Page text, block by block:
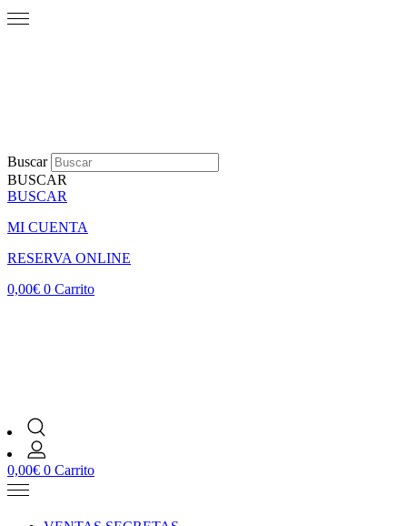
Buscar
BUSCAR
BUSCAR
MI CUENTA
RESERVA ONLINE
0,00€ 0 Carrito
0,00€ 0 Carrito